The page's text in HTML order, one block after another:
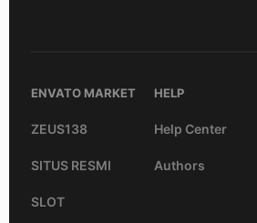
ENVATO MARKET
ZEUS138
SITUS RESMI
SLOT
HELP
Help Center
Authors